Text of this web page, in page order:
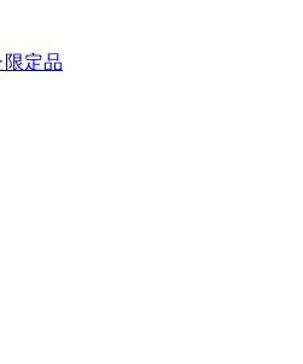
定品